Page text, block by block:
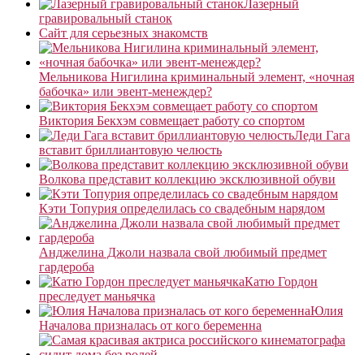
Лазерный
гравировальный станок
Сайт для серьезных знакомств
Мельникова Нигилина криминальный элемент, «ночная
бабочка» или эвент-менеждер?
Виктория Бекхэм совмещает работу со спортом
Леди Гага
вставит бриллиантовую челюсть
Волкова представит коллекцию эксклюзивной обуви
Кэти Топурия определилась со свадебным нарядом
Анджелина Джоли назвала свой любимый предмет
гардероба
Катю Гордон
преследует маньячка
Юлия
Началова призналась от кого беременна